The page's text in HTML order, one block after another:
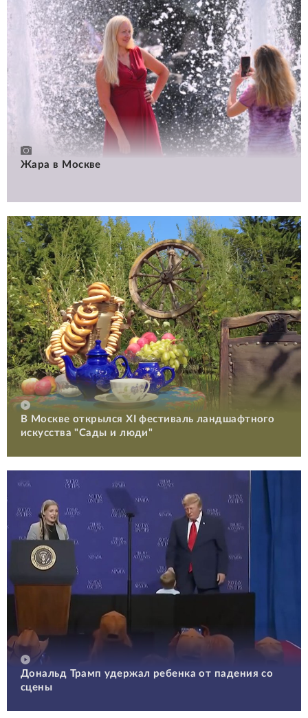
Жара в Москве
В Москве открылся XI фестиваль ландшафтного
искусства "Сады и люди"
Дональд Трамп удержал ребенка от падения со
сцены